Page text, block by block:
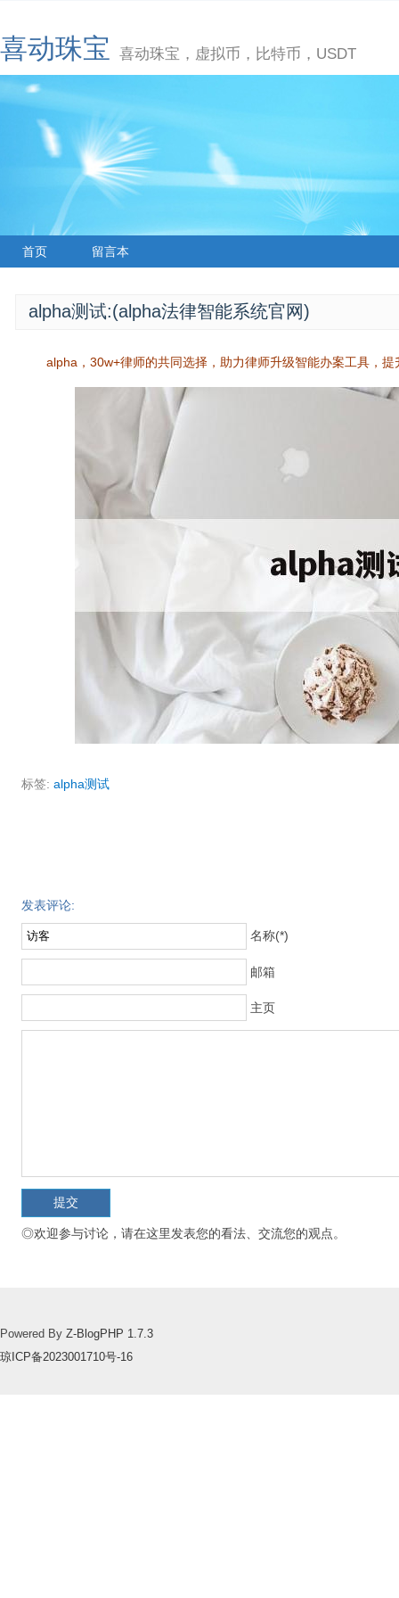
喜动珠宝 喜动珠宝，虚拟币，比特币，USDT
首页 留言本
alpha测试:(alpha法律智能系统官网)
alpha，30w+律师的共同选择，助力律师升级智能办案工具，
标签:alpha测试
发表评论:
名称(*)
邮箱
主页
◎欢迎参与讨论，请在这里发表您的看法、交流您的观点。
Powered By Z-BlogPHP 1.7.3
琼ICP备2023001710号-16